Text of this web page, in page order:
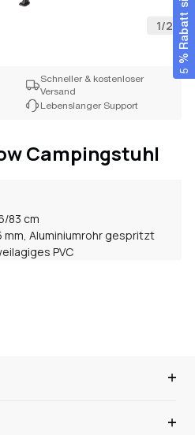
1/2
Schneller & kostenloser
Versand
Lebenslanger Support
Campingstuhl
83 cm
mm, Aluminiumrohr gespritzt
PVC